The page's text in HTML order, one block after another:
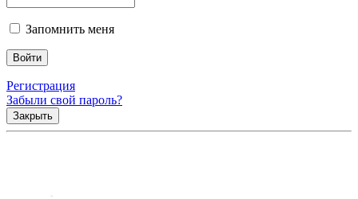
Запомнить меня
Регистрация
Забыли свой пароль?
Закрыть